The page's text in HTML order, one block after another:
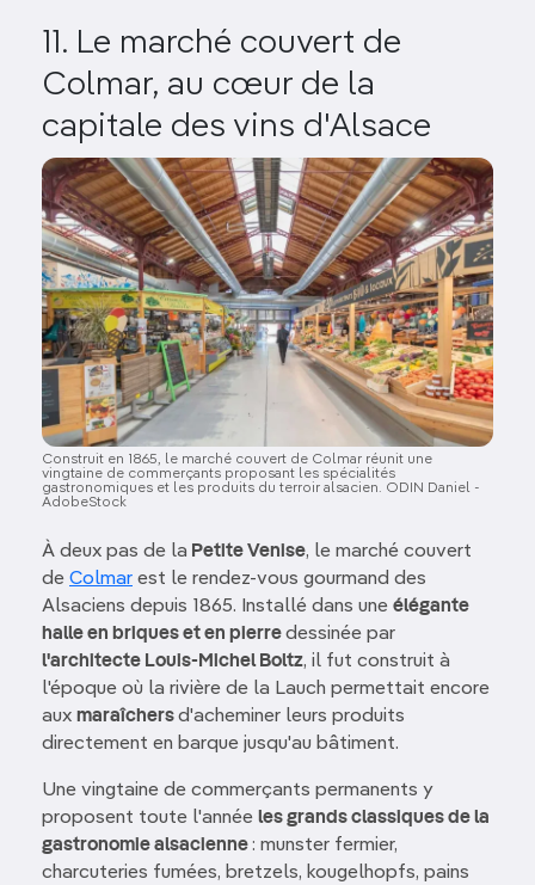
11. Le marché couvert de
Colmar, au cœur de la
capitale des vins d'Alsace
Image
Construit en 1865, le marché couvert de Colmar réunit une
vingtaine de commerçants proposant les spécialités
gastronomiques et les produits du terroir alsacien. ODIN Daniel -
AdobeStock
À deux pas de la Petite Venise, le marché couvert
de Colmar est le rendez-vous gourmand des
Alsaciens depuis 1865. Installé dans une élégante
halle en briques et en pierredessinée par
l'architecte Louis-Michel Boltz, il fut construit à
l'époque où la rivière de la Lauch permettait encore
aux maraîchersd'acheminer leurs produits
directement en barque jusqu'au bâtiment.
Une vingtaine de commerçants permanents y
proposent toute l'année les grands classiques de la
gastronomie alsacienne: munster fermier,
charcuteries fumées, bretzels, kougelhopfs, pains